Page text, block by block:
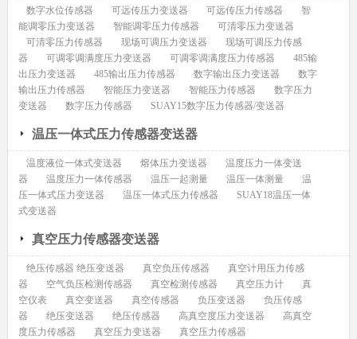
数字水位传感器 可远传压力变送器 可远传压力传感器
智
能调零压力变送器
智能调零压力传感器
可清零压力变送器
可清零压力传感器
现场可调压力变送器
现场可调压力传感
器
可调零调满度压力变送器 可调零调满度压力传感器
485输
出压力变送器
485输出压力传感器 数字输出压力变送器
数字
输出压力传感器
智能压力变送器 智能压力传感器
数字压力
变送器
数字压力传感器 SUAY15数字压力传感器/变送器
温压一体式压力传感器变送器
温度液位一体式变送器 熔体压力变送器
温度压力一体变送
器
温度压力一体传感器 温压一起测量 温压一体测量
温
压一体式压力变送器
温压一体式压力传感器
SUAY18温压一体
式变送器
真空压力传感器变送器
绝压传感器 绝压变送器 真空负压传感器
真空计用压力传感
器
空气负压检测传感器 真空检测传感器 真空压力计
真
空仪表
真空变送器 真空传感器 负压变送器
负压传感
器
绝压变送器 绝压传感器 高真空度压力变送器
高真空
度压力传感器
真空压力变送器 真空压力传感器